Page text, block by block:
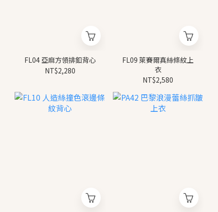
FL04 亞麻方領排釦背心
NT$2,280
FL09 萊賽爾真絲條紋上
衣
NT$2,580